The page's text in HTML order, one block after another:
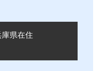
県在住